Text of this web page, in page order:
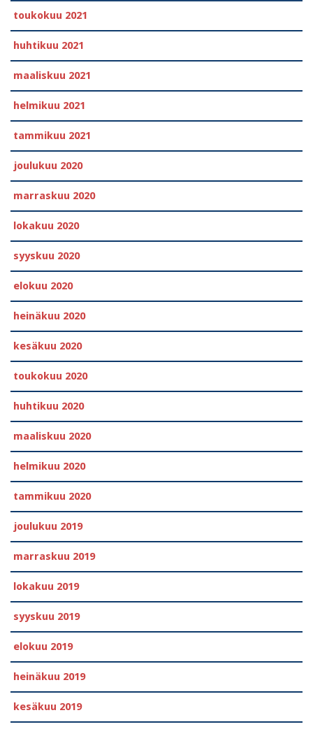
toukokuu 2021
huhtikuu 2021
maaliskuu 2021
helmikuu 2021
tammikuu 2021
joulukuu 2020
marraskuu 2020
lokakuu 2020
syyskuu 2020
elokuu 2020
heinäkuu 2020
kesäkuu 2020
toukokuu 2020
huhtikuu 2020
maaliskuu 2020
helmikuu 2020
tammikuu 2020
joulukuu 2019
marraskuu 2019
lokakuu 2019
syyskuu 2019
elokuu 2019
heinäkuu 2019
kesäkuu 2019